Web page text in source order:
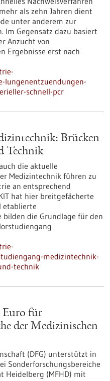
als zehn Jahren dient
unter anderem zur
Im Gegensatz dazu basiert
Anzucht von
Ergebnisse erst nach
schnell-pcr
Brücken
Technik
die aktuelle
Medizintechnik führen zu
an entsprechend
hat hier breitgefächerte
etablierte
bilden die Grundlage für den
medizintechnik-
technik
Euro für
der Medizinischen
(DFG) unterstützt in
Sonderforschungsbereiche
Heidelberg (MFHD) mit